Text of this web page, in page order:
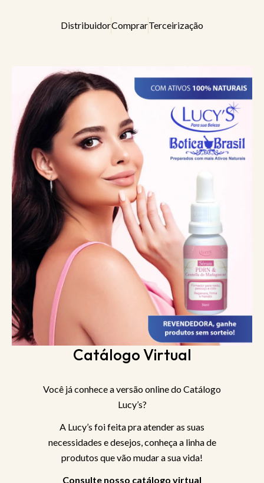
DistribuidorComprarTerceirização
Catálogo Virtual
Você já conhece a versão online do Catálogo
Lucy’s?
A Lucy’s foi feita pra atender as suas
necessidades e desejos, conheça a linha de
produtos que vão mudar a sua vida!
Consulte nosso catálogo virtual